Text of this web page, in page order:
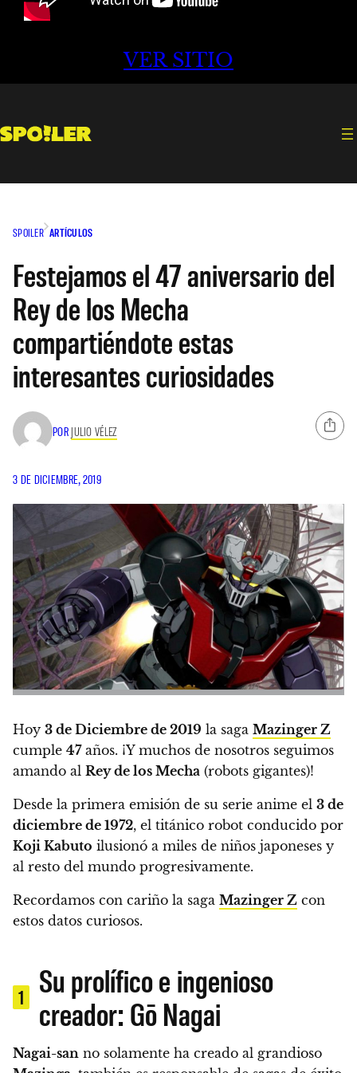
VER SITIO
SPOILER ARTÍCULOS
Festejamos el 47 aniversario del
Rey de los Mecha
compartiéndote estas
interesantes curiosidades
POR JULIO VÉLEZ
3 DE DICIEMBRE, 2019
Hoy 3 de Diciembre de 2019 la saga Mazinger Z
cumple 47años. ¡Y muchos de nosotros seguimos
amando al Rey de los Mecha (robots gigantes)!
Desde la primera emisión de su serie anime el 3 de
diciembre de 1972, el titánico robot conducido por
Koji Kabuto ilusionó a miles de niños japoneses y
al resto del mundo progresivamente.
Recordamos con cariño la saga Mazinger Z con
estos datos curiosos.
1
Su prolífico e ingenioso
creador: Gō Nagai
Nagai-san no solamente ha creado al grandioso